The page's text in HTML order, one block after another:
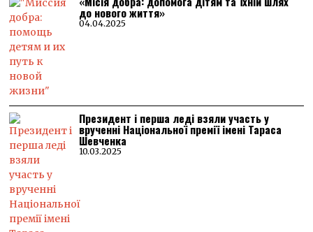
до нового життя»
04.04.2025
Президент і перша леді взяли участь у
врученні Національної премії імені Тараса
Шевченка
10.03.2025